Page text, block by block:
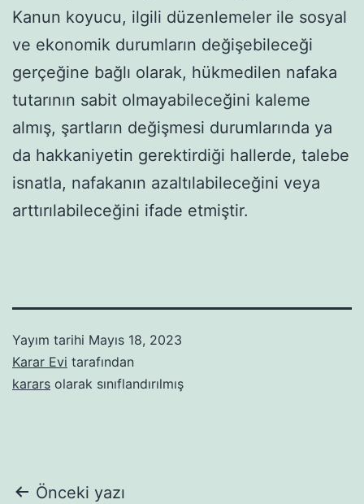
Kanun koyucu, ilgili düzenlemeler ile sosyal
ve ekonomik durumların değişebileceği
gerçeğine bağlı olarak, hükmedilen nafaka
tutarının sabit olmayabileceğini kaleme
almış, şartların değişmesi durumlarında ya
da hakkaniyetin gerektirdiği hallerde, talebe
isnatla, nafakanın azaltılabileceğini veya
arttırılabileceğini ifade etmiştir.
Yayım tarihi Mayıs 18, 2023
Karar Evi tarafından
karars olarak sınıflandırılmış
Yazı
Önceki yazı